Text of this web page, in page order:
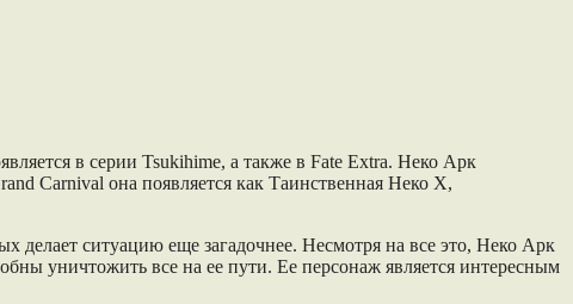
в серии Tsukihime, а также в Fate Extra. Неко Арк
Carnival она появляется как Таинственная Неко X,
делает ситуацию еще загадочнее. Несмотря на все это, Неко Арк
уничтожить все на ее пути. Ее персонаж является интересным